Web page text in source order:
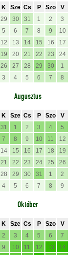
K Sze Cs P Szo
V
29 30 31 1 2
3
5 6 7 8 9
10
12 13 14 15 16
17
19 20 21 22 23
24
26 27 28 29 30
1
3 4 5 6 7 8
Augusztus
K Sze Cs P Szo
V
31 1 2 3 4
5
7 8 9 10 11
12
14 15 16 17 18
19
21 22 23 24 25
26
28 29 30 31 1
2
4 5 6 7 8 9
Október
K Sze Cs P Szo
V
2 3 4 5 6
7
9 10 11 12 13
14